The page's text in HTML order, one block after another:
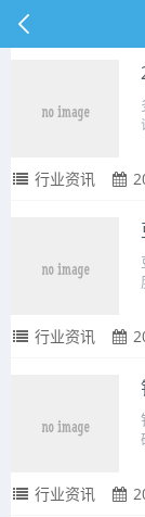
行业资讯
行业资讯
行业资讯